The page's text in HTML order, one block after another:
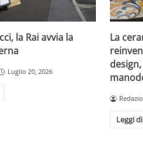
la Rai avvia la
Luglio 20, 2026
La
Leggi